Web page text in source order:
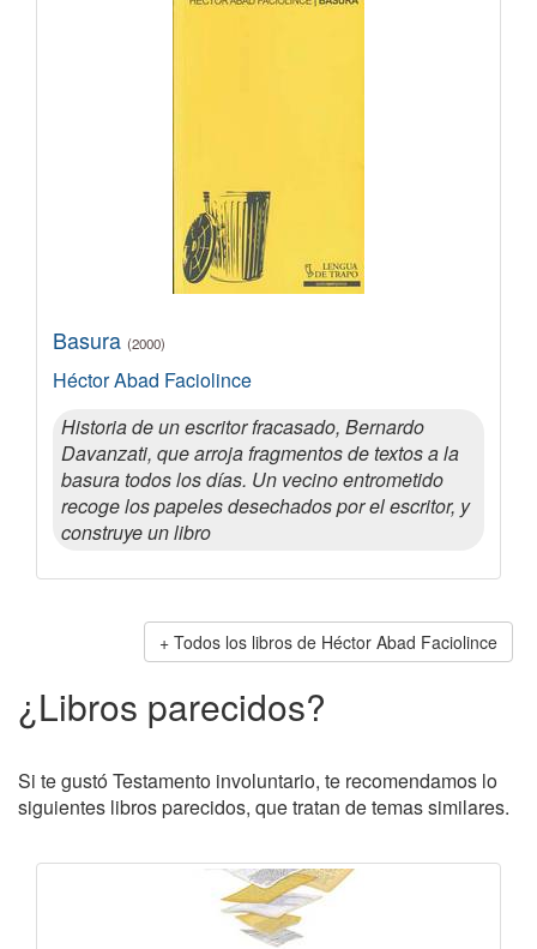
Basura (2000)
Héctor Abad Faciolince
Historia de un escritor fracasado, Bernardo
Davanzati, que arroja fragmentos de textos a la
basura todos los días. Un vecino entrometido
recoge los papeles desechados por el escritor, y
construye un libro
Todos los libros de Héctor Abad Faciolince
¿Libros parecidos?
Si te gustó Testamento involuntario, te recomendamos lo
siguientes libros parecidos, que tratan de temas similares.